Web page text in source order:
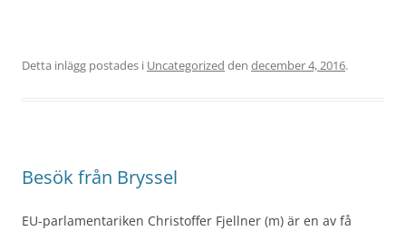
Detta inlägg postades i Uncategorized den december 4, 2016.
Besök från Bryssel
EU-parlamentariken Christoffer Fjellner (m) är en av få